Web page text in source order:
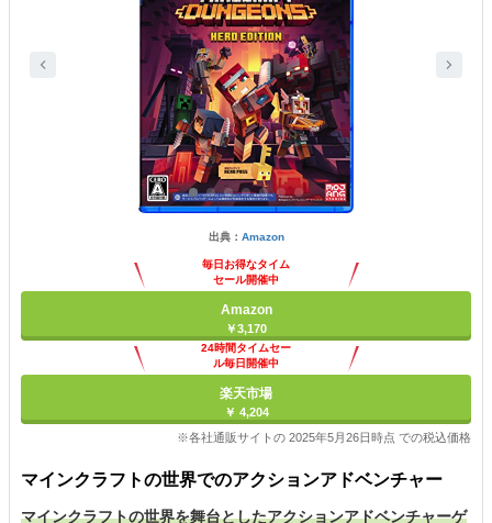
出典： Amazon
毎日お得なタイム
セール開催中
Amazon
￥3,170
24時間タイムセー
ル毎日開催中
楽天市場
￥ 4,204
※各社通販サイトの 2025年5月26日時点 での税込価格
マインクラフトの世界でのアクションアドベンチャー
マインクラフトの世界を舞台としたアクションアドベンチャーゲ